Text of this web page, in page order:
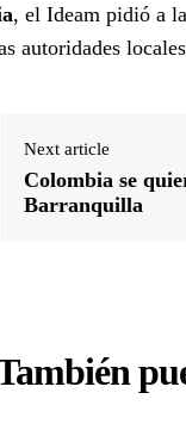
, el Ideam pidió a
autoridades
Next article
Colombia se
Barranquilla